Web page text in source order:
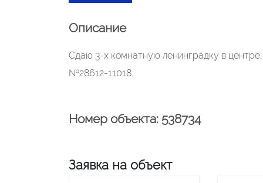
Описание
Сдаю 3-х комнатную ленинградку в
№28612-11018.
Номер объекта: 538734
Заявка на объект